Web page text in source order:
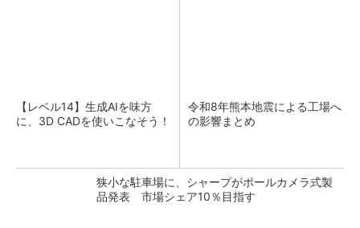
【レベル14】生成AIを味方
に、3D CADを使いこなそう！
令和8年熊本地震による工場へ
の影響まとめ
狭小な駐車場に、シャープがポールカメラ式製
品発表 市場シェア10％目指す